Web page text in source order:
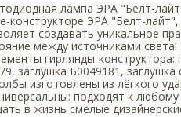
лампа ЭРА "Белт-
конструкторе ЭРА "Белт-
создавать уникальное
между источниками
гирлянды-
заглушка Б0049181,
изготовлены из лёгкого
подходят к
в жизнь смелые